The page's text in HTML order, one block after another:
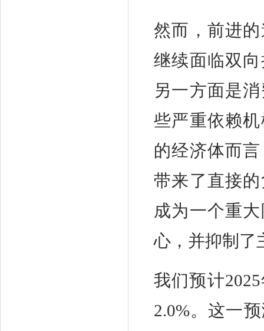
然而，前进
继续面临双
另一方面是
些严重依赖
的经济体而
带来了直接
成为一个重
心，并抑制了
我们预计
2.0%。这一